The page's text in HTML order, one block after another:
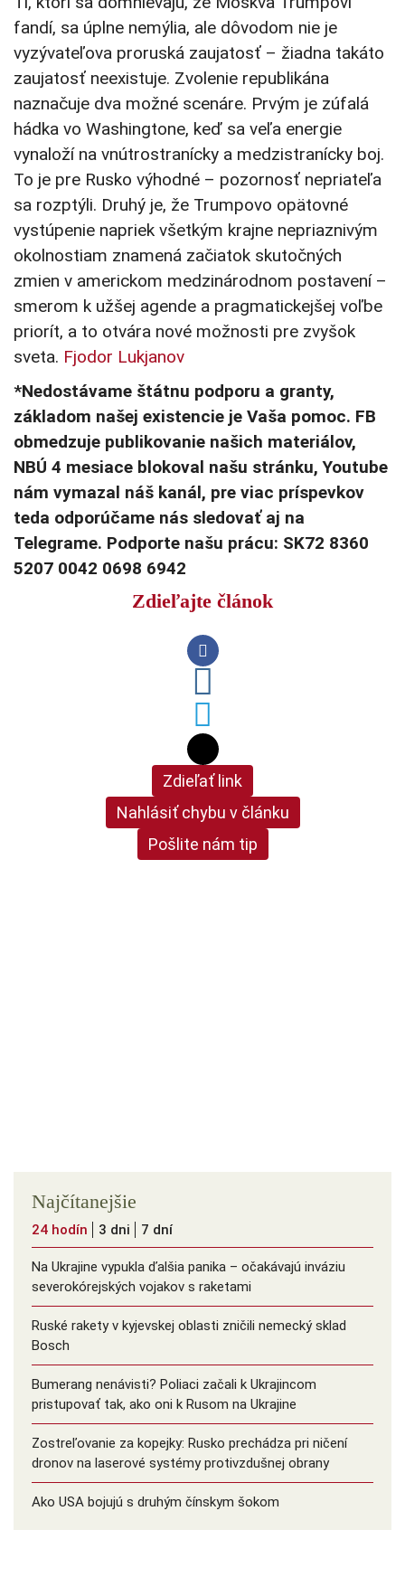
fandí, sa úplne nemýlia, ale dôvodom nie je
vyzývateľova proruská zaujatosť – žiadna takáto
zaujatosť neexistuje. Zvolenie republikána
naznačuje dva možné scenáre. Prvým je zúfalá
hádka vo Washingtone, keď sa veľa energie
vynaloží na vnútrostranícky a medzistranícky boj.
To je pre Rusko výhodné – pozornosť nepriateľa
sa rozptýli. Druhý je, že Trumpovo opätovné
vystúpenie napriek všetkým krajne nepriaznivým
okolnostiam znamená začiatok skutočných
zmien v americkom medzinárodnom postavení –
smerom k užšej agende a pragmatickejšej voľbe
priorít, a to otvára nové možnosti pre zvyšok
sveta. Fjodor Lukjanov
*Nedostávame štátnu podporu a granty,
základom našej existencie je Vaša pomoc. FB
obmedzuje publikovanie našich materiálov,
NBÚ 4 mesiace blokoval našu stránku, Youtube
nám vymazal náš kanál, pre viac príspevkov
teda odporúčame nás sledovať aj na
Telegrame. Podporte našu prácu: SK72 8360
5207 0042 0698 6942
Zdieľajte článok
Zdieľať link
Nahlásiť chybu v článku
Pošlite nám tip
Najčítanejšie
24 hodín 3 dni 7 dní
Na Ukrajine vypukla ďalšia panika – očakávajú inváziu
severokórejských vojakov s raketami
Ruské rakety v kyjevskej oblasti zničili nemecký sklad
Bosch
Bumerang nenávisti? Poliaci začali k Ukrajincom
pristupovať tak, ako oni k Rusom na Ukrajine
Zostreľovanie za kopejky: Rusko prechádza pri ničení
dronov na laserové systémy protivzdušnej obrany
Ako USA bojujú s druhým čínskym šokom